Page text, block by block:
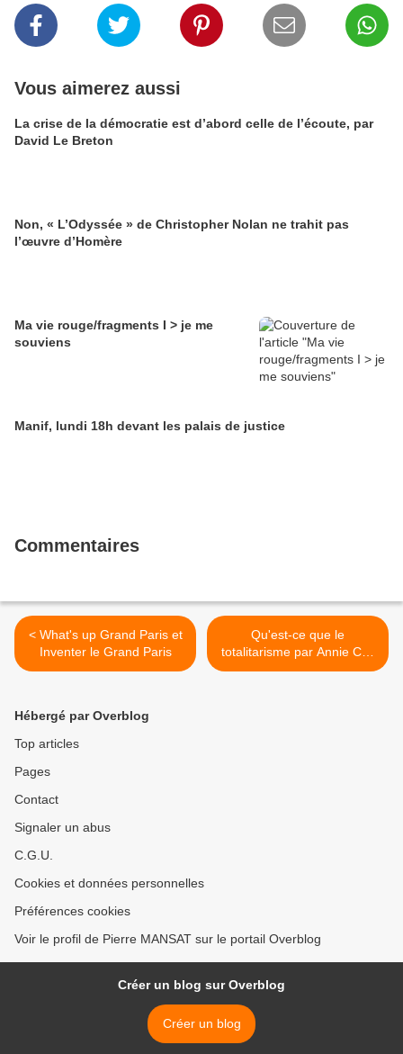
Vous aimerez aussi
La crise de la démocratie est d’abord celle de l’écoute, par
David Le Breton
Non, « L’Odyssée » de Christopher Nolan ne trahit pas
l’œuvre d’Homère
Ma vie rouge/fragments I > je me
souviens
Manif, lundi 18h devant les palais de justice
Commentaires
< What's up Grand Paris et
Inventer le Grand Paris
Qu'est-ce que le
totalitarisme par Annie Coll
>
Hébergé par Overblog
Top articles
Pages
Contact
Signaler un abus
C.G.U.
Cookies et données personnelles
Préférences cookies
Voir le profil de Pierre MANSAT sur le portail Overblog
Créer un blog sur Overblog
Créer un blog